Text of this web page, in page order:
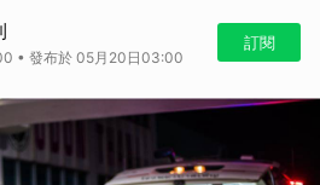
• 發布於 05月20日03:00
訂閱